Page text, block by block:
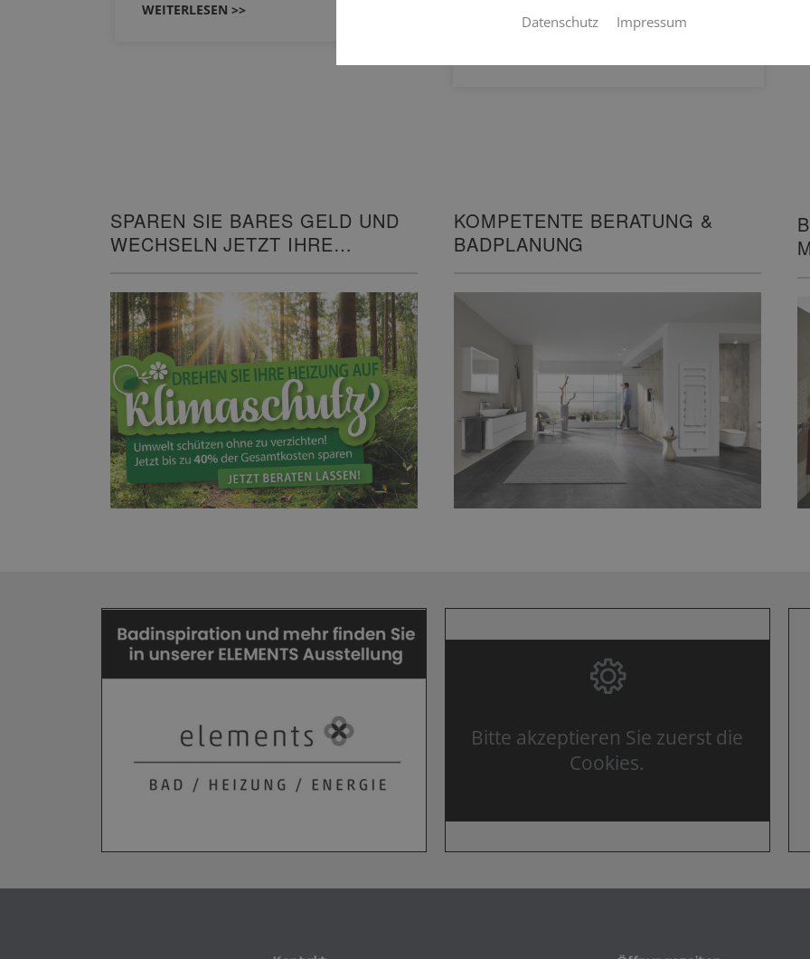
WEITERLESEN >>
Phönix aus.…
SPAREN SIE BARES GELD UND
WECHSELN JETZT IHRE
KOMPETENTE BERATUNG &
BADPLANUNG
Bitte akzeptieren Sie zuerst die
Cookies.
Datenschutz Impressum